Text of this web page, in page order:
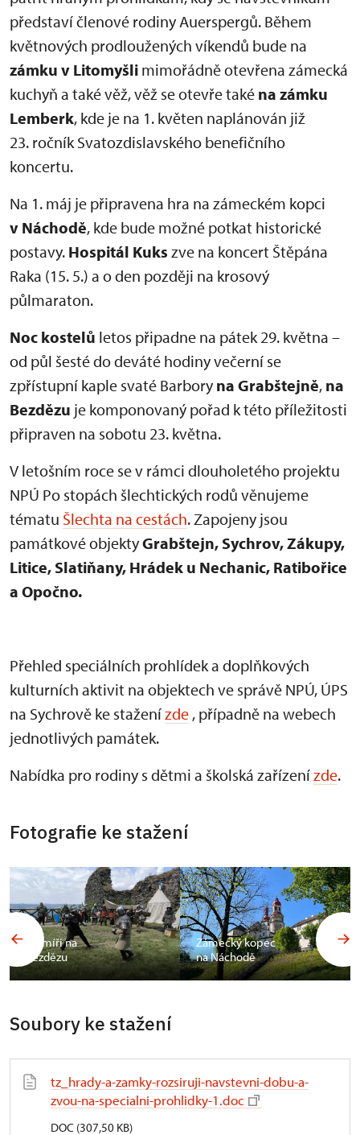
představí členové rodiny Auerspergů. Během
květnových prodloužených víkendů bude na
zámku v Litomyšli mimořádně otevřena zámecká
kuchyň a také věž, věž se otevře také na zámku
Lemberk, kde je na 1. květen naplánován již
23. ročník Svatozdislavského benefičního
koncertu.
Na 1. máj je připravena hra na zámeckém kopci
v Náchodě, kde bude možné potkat historické
postavy. Hospitál Kuks zve na koncert Štěpána
Raka (15. 5.) a o den později na krosový
půlmaraton.
Noc kostelů letos připadne na pátek 29. května –
od půl šesté do deváté hodiny večerní se
zpřístupní kaple svaté Barbory na Grabštejně, na
Bezdězu je komponovaný pořad k této příležitosti
připraven na sobotu 23. května.
V letošním roce se v rámci dlouholetého projektu
NPÚ Po stopách šlechtických rodů věnujeme
tématu Šlechta na cestách. Zapojeny jsou
památkové objektyGrabštejn, Sychrov, Zákupy,
Litice, Slatiňany, Hrádek u Nechanic, Ratibořice
a Opočno.
Přehled speciálních prohlídek a doplňkových
kulturních aktivit na objektech ve správě NPÚ, ÚPS
na Sychrově ke staženízde , případně na webech
jednotlivých památek.
Nabídka pro rodiny s dětmi a školská zařízenízde.
Fotografie ke stažení
Šermíři na
Bezdězu
Zámecký kopec
na Náchodě
Soubory ke stažení
tz_hrady-a-zamky-rozsiruji-navstevni-dobu-a-
zvou-na-specialni-prohlidky-1.doc
DOC (307,50 KB)